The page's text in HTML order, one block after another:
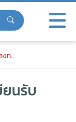
รับผลิตภัณฑ์
อง ฟรี!
ยนรับ